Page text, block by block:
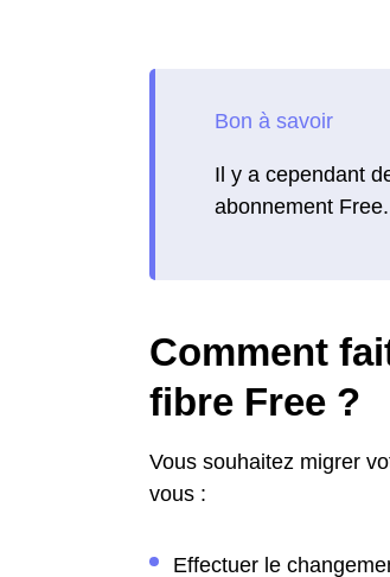
Il y a cependant
abonnement Free.
Comment
fibre Free ?
Vous souhaitez migrer
vous :
Effectuer le